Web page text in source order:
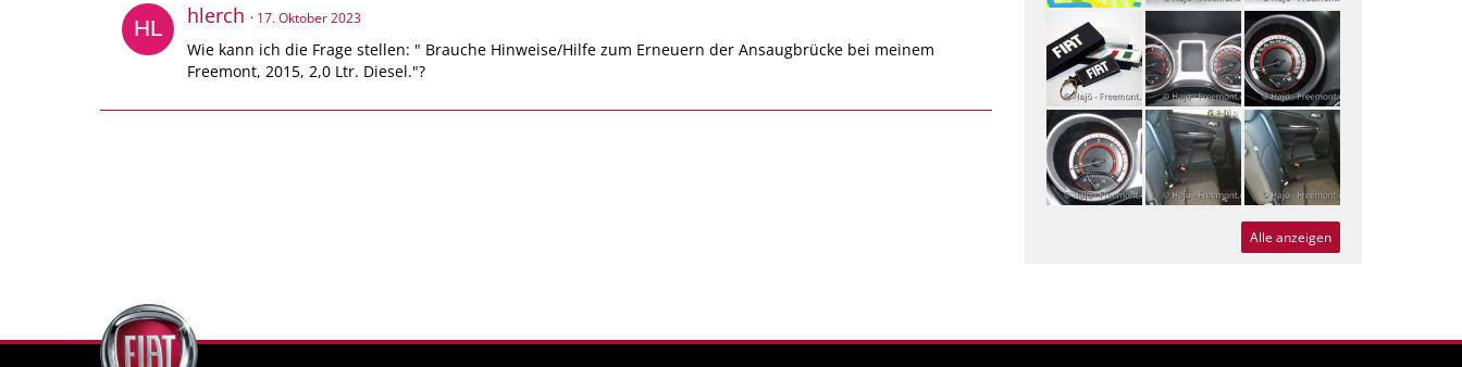
hlerch 17. Oktober 2023
Wie kann ich die Frage stellen: " Brauche Hinweise/Hilfe zum Erneuern der Ansaugbrücke bei meinem
Freemont, 2015, 2,0 Ltr. Diesel."?
Alle anzeigen